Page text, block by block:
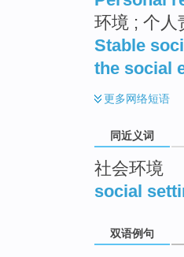
环境 ; 个人
Stable
the social
更多网络短语
同近义词
社会环境
social
双语例句